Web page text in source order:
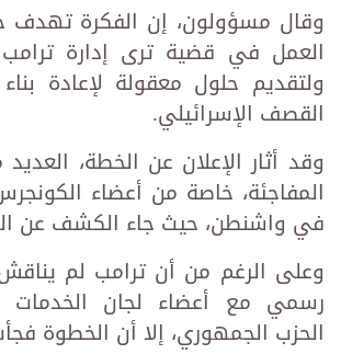
وقال مسؤولون، إن الفكرة تهدف
العمل في قضية ترى إدارة
ولتقديم حلول معقولة لإعادة
القصف الإسرائيلي.
وقد أثار الإعلان عن الخطة،
المفاجئة، خاصة من أعضاء
في واشنطن، حيث جاء الكشف عن
وعلى الرغم من أن ترامب لم
رسمي مع أعضاء لجان الخدمات
الحزب الجمهوري، إلا أن الخطوة